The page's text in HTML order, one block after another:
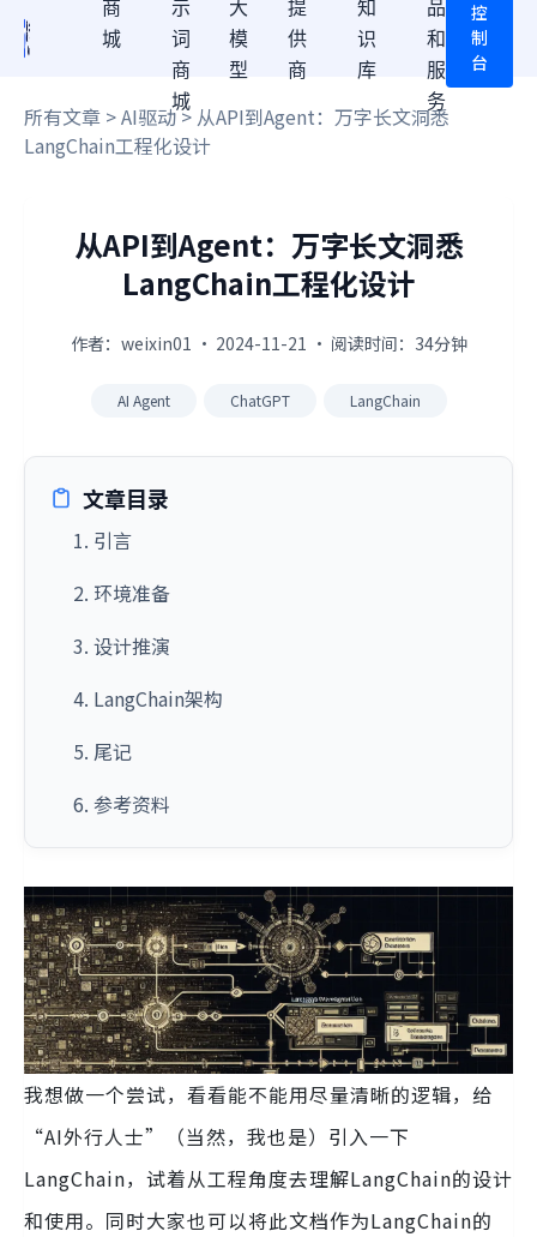
商
城
示
词
商
城
大
模
型
提
供
商
知
识
库
品
和
服
务
控
制
台
所有文章 >AI驱动> 从API到Agent：万字长文洞悉
LangChain工程化设计
从API到Agent：万字长文洞悉
LangChain工程化设计
作者：weixin01 · 2024-11-21 · 阅读时间：34分钟
AI Agent ChatGPT LangChain
文章目录
1. 引言
2. 环境准备
3. 设计推演
4. LangChain架构
5. 尾记
6. 参考资料
我想做一个尝试，看看能不能用尽量清晰的逻辑，给
“AI外行人士”（当然，我也是）引入一下
LangChain，试着从工程角度去理解LangChain的设计
和使用。同时大家也可以将此文档作为LangChain的